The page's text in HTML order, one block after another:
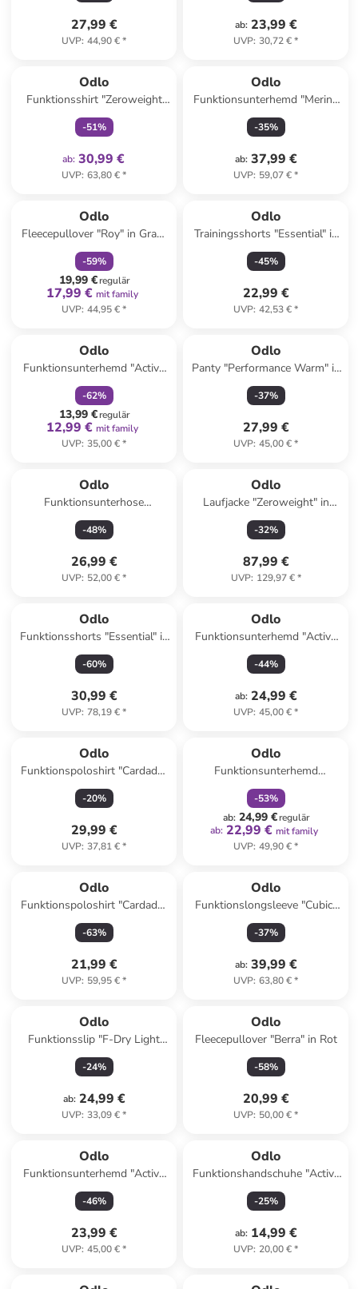
27,99 €
UVP: 44,90 €*
ab: 23,99 €
UVP: 30,72 €*
Odlo
Funktionsshirt "Zeroweight
Chill-Tec" in Dunkelblau
-51%
ab: 30,99 €
UVP: 63,80 €*
Odlo
Funktionsunterhemd "Merino
160" in Schwarz
-35%
ab: 37,99 €
UVP: 59,07 €*
Odlo
Fleecepullover "Roy" in Grau/
Schwarz
-59%
19,99 €regulär
17,99 € mit family
UVP: 44,95 €*
Odlo
Trainingsshorts "Essential" in
Schwarz
-45%
22,99 €
UVP: 42,53 €*
Odlo
Funktionsunterhemd "Active
F-Dry" in Pink
-62%
13,99 €regulär
12,99 € mit family
UVP: 35,00 €*
Odlo
Panty "Performance Warm" in
Schwarz
-37%
27,99 €
UVP: 45,00 €*
Odlo
Funktionsunterhose
"Performance Warm Eco" in
Schwarz
-48%
26,99 €
UVP: 52,00 €*
Odlo
Laufjacke "Zeroweight" in
Khaki
-32%
87,99 €
UVP: 129,97 €*
Odlo
Funktionsshorts "Essential" in
Schwarz
-60%
30,99 €
UVP: 78,19 €*
Odlo
Funktionsunterhemd "Active
Warm Eco" in Schwarz
-44%
ab: 24,99 €
UVP: 45,00 €*
Odlo
Funktionspoloshirt "Cardada"
in Dunkelblau
-20%
29,99 €
UVP: 37,81 €*
Odlo
Funktionsunterhemd
"Performance X-Light" in Rot
-53%
ab: 24,99 €regulär
ab: 22,99 € mit family
UVP: 49,90 €*
Odlo
Funktionspoloshirt "Cardada"
in Beere
-63%
21,99 €
UVP: 59,95 €*
Odlo
Funktionslongsleeve "Cubic"
in Beige
-37%
ab: 39,99 €
UVP: 63,80 €*
Odlo
Funktionsslip "F-Dry Light
Eco" in Schwarz
-24%
ab: 24,99 €
UVP: 33,09 €*
Odlo
Fleecepullover "Berra" in Rot
-58%
20,99 €
UVP: 50,00 €*
Odlo
Funktionsunterhemd "Active
F-Dry Light" in Türkis
-46%
23,99 €
UVP: 45,00 €*
Odlo
Funktionshandschuhe "Active
Warm" in Schwarz
-25%
ab: 14,99 €
UVP: 20,00 €*